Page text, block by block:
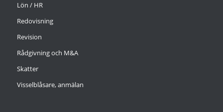
Lön / HR
Redovisning
Revision
Rådgivning och M&A
Skatter
Visselblåsare, anmälan